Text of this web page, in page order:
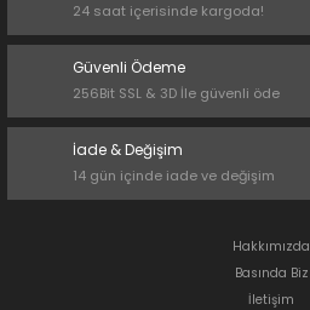
24 saat içerisinde kargoda!
Güvenli Ödeme
256Bit SSL & 3D İle güvenli öde
İade & Değişim
14 gün içinde iade ve değişim
Hakkımızda
Basında Biz
İletişim